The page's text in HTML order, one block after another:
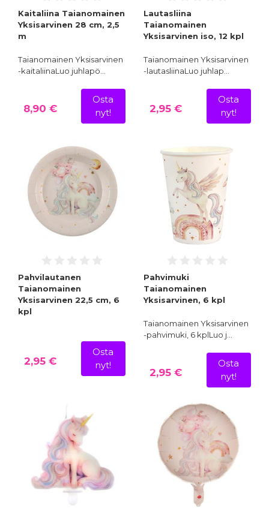
Kaitaliina Taianomainen
Yksisarvinen 28 cm, 2,5
m
Taianomainen Yksisarvinen
-kaitaliinaLuo juhlapö…
8,90 €
Osta
nyt!
Lautasliina
Taianomainen
Yksisarvinen iso, 12 kpl
Taianomainen Yksisarvinen
-lautasliinaLuo juhlap…
2,95 €
Osta
nyt!
Pahvilautanen
Taianomainen
Yksisarvinen 22,5 cm, 6
kpl
2,95 €
Osta
nyt!
Pahvimuki
Taianomainen
Yksisarvinen, 6 kpl
Taianomainen Yksisarvinen
-pahvimuki, 6 kplLuo j…
2,95 €
Osta
nyt!